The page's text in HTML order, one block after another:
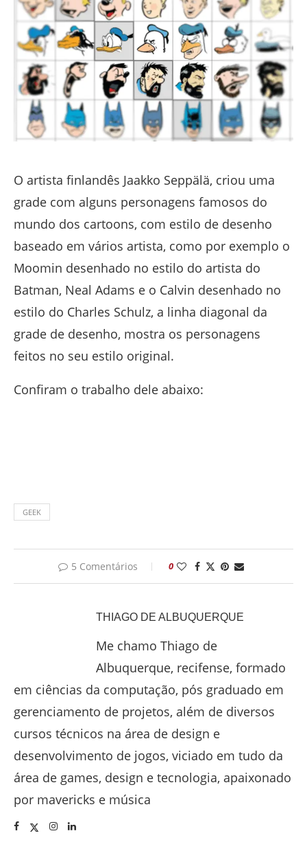
O artista finlandês Jaakko Seppälä, criou uma
grade com alguns personagens famosos do
mundo dos cartoons, com estilo de desenho
baseado em vários artista, como por exemplo o
Moomin desenhado no estilo do artista do
Batman, Neal Adams e o Calvin desenhado no
estilo do Charles Schulz, a linha diagonal da
grade de desenho, mostra os personagens
feitos no seu estilo original.
Confiram o trabalho dele abaixo:
GEEK
5 Comentários 0
THIAGO DE ALBUQUERQUE
Me chamo Thiago de
Albuquerque, recifense, formado
em ciências da computação, pós graduado em
gerenciamento de projetos, além de diversos
cursos técnicos na área de design e
desenvolvimento de jogos, viciado em tudo da
área de games, design e tecnologia, apaixonado
por mavericks e música